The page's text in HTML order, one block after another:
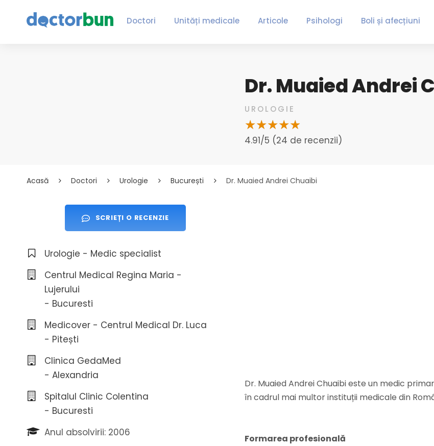
Doctori Unități medicale Articole Psihologi Boli și afecțiuni
Dr. Muaied Andrei
UROLOGIE
4.91/5 (24 de recenzii)
Acasă Doctori Urologie București Dr. Muaied Andrei Chuaibi
SCRIEȚI O RECENZIE
Urologie - Medic specialist
Centrul Medical Regina Maria -
Lujerului
- Bucuresti
Medicover - Centrul Medical Dr. Luca
- Pitești
Clinica GedaMed
- Alexandria
Spitalul Clinic Colentina
- Bucuresti
Anul absolvirii: 2006
Dr. Muaied Andrei Chuaibi este un medic
în cadrul mai multor instituții medicale din
Formarea profesională